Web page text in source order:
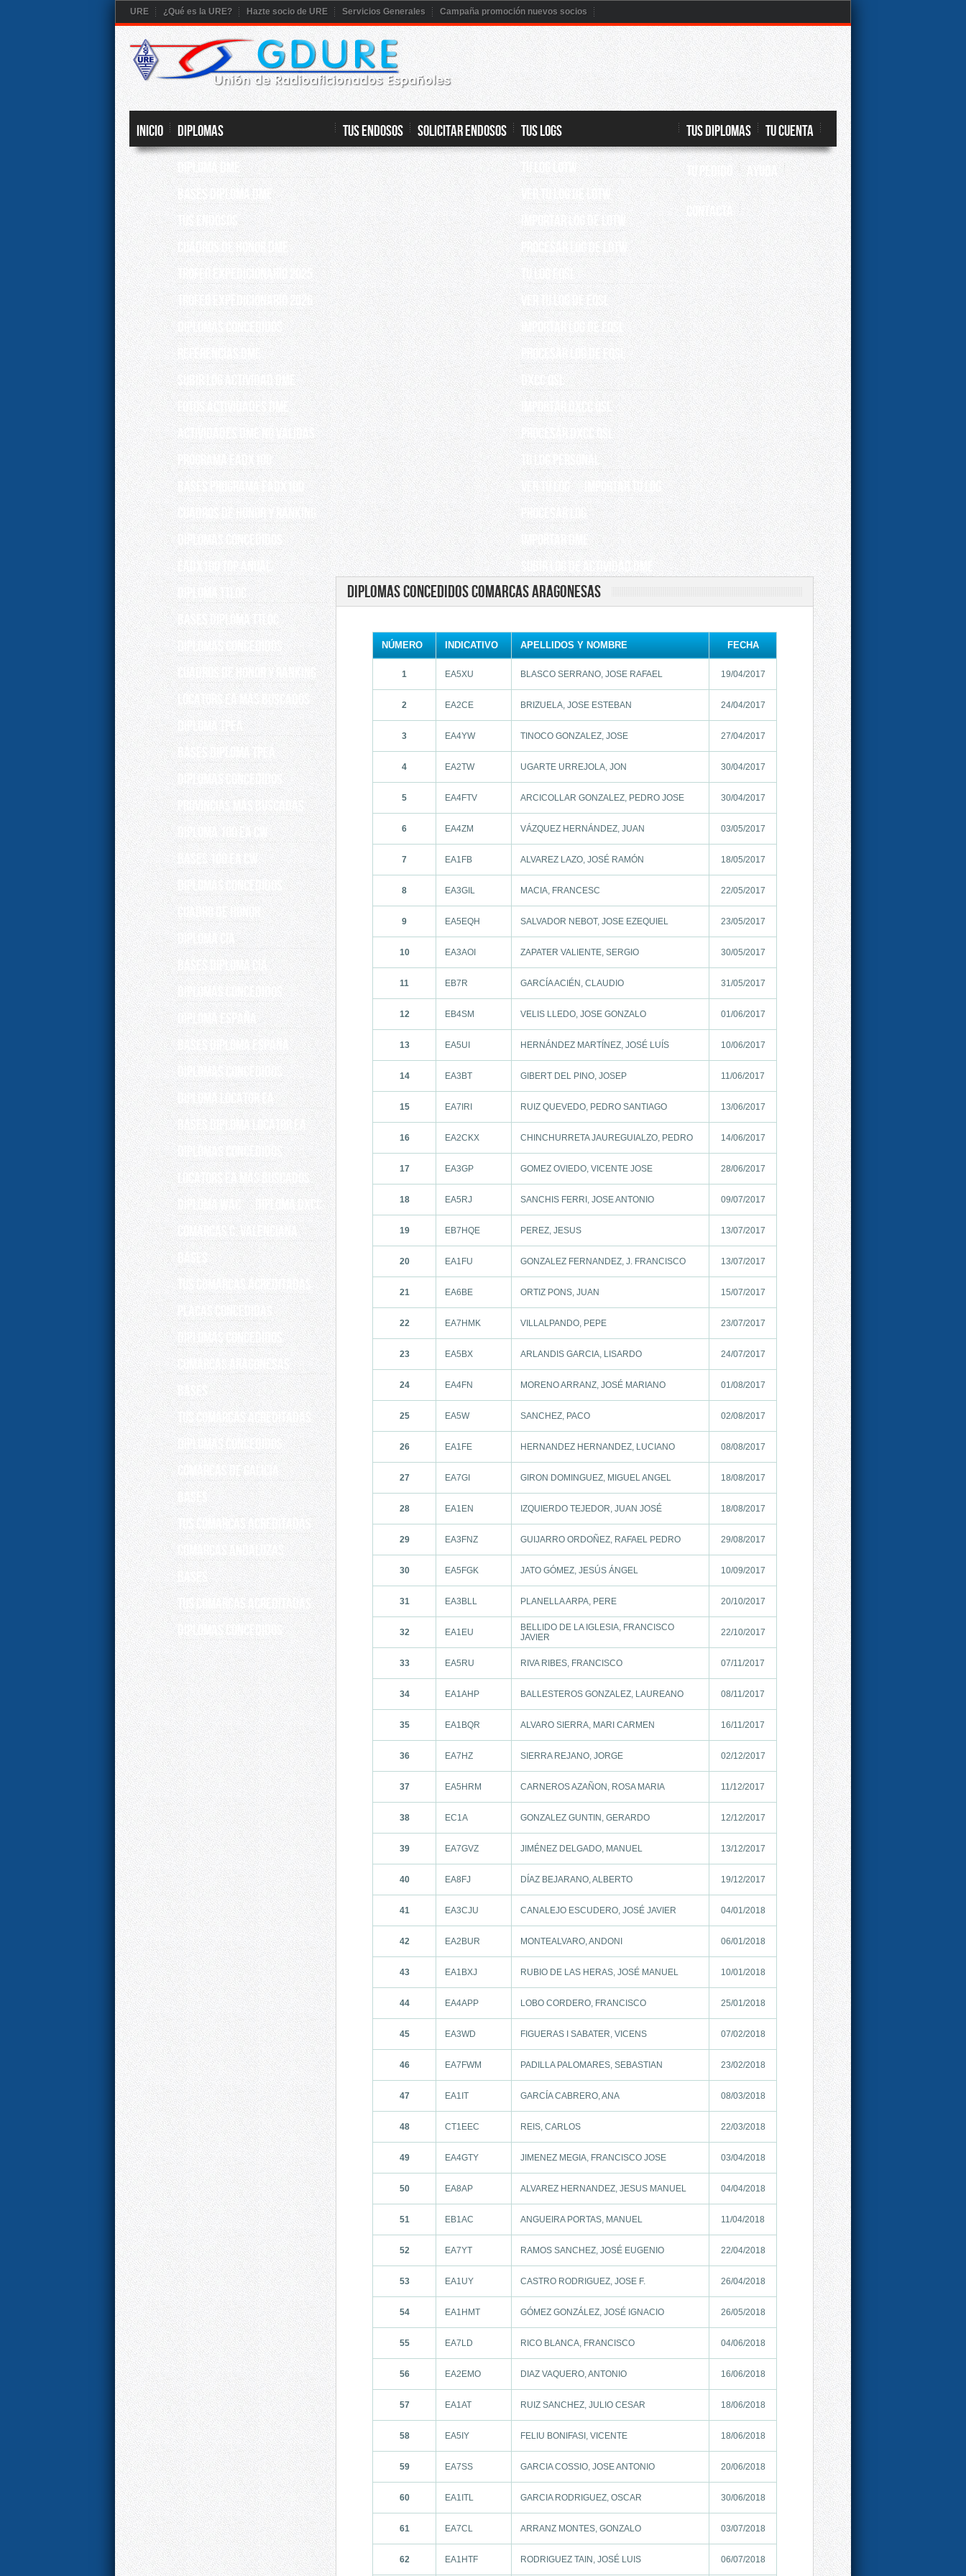
URE ¿Qué es la URE? Hazte socio de URE Servicios Generales Campaña promoción nuevos socios
Inicio DIPLOMAS
DIPLOMA DME
BASES DIPLOMA DME
TUS ENDOSOS
CUADROS DE HONOR DME
TROFEO EXPEDICIONARIO 2025
TROFEO EXPEDICIONARIO 2026
DIPLOMAS CONCEDIDOS
REFERENCIAS DME
SUBIR LOG ACTIVIDAD DME
FOTOS ACTIVIDADES DME
Actividades DME no válidas
PROGRAMA EADX100
Bases programa EADX100
Cuadros de Honor y Ranking
Diplomas concedidos
EADX100 TOP ANUAL
DIPLOMA TTLOC
Bases Diploma TTLOC
DIPLOMAS CONCEDIDOS
Cuadros de Honor y Ranking
Locators EA más buscados
DIPLOMA TPEA
BASES DIPLOMA TPEA
DIPLOMAS CONCEDIDOS
Provincias más buscadas
DIPLOMA 100 EA CW
BASES 100 EA CW
DIPLOMAS CONCEDIDOS
Cuadro de Honor
DIPLOMA CIA
BASES DIPLOMA CIA
DIPLOMAS CONCEDIDOS
DIPLOMA ESPAÑA
BASES DIPLOMA ESPAÑA
Diplomas concedidos
Diploma Locator EA
Bases Diploma Locator EA
Diplomas concedidos
Locators EA más buscados
DIPLOMA WAC
Diploma DXCC
Comarcas C. Valenciana
Bases
Tus Comarcas acreditadas
Placas concedidas
DIPLOMAS CONCEDIDOS
COMARCAS ARAGONESAS
Bases
Tus comarcas acreditadas
DIPLOMAS CONCEDIDOS
COMARCAS DE GALICIA
Bases
Tus comarcas acreditadas
COMARCAS ANDALUZAS
Bases
Tus comarcas acreditadas
DIPLOMAS CONCEDIDOS
TUS ENDOSOS SOLICITAR ENDOSOS TUS LOGS
TU LOG LOTW
VER TU LOG DE LOTW
IMPORTAR LOG DE LOTW
PROCESAR LOG DE LOTW
TU LOG EQSL
VER TU LOG DE EQSL
IMPORTAR LOG DE EQSL
PROCESAR LOG DE EQSL
DXCC QSL
IMPORTAR DXCC QSL
PROCESAR DXCC QSL
TU LOG PERSONAL
VER TU LOG
IMPORTAR TU LOG
PROCESAR LOG
IMPORTAR DME
SUBIR LOG DE ACTIVIDAD DME
TUS DIPLOMAS TU CUENTA
TU PEDIDO Ayuda
CONTACTA
DIPLOMAS CONCEDIDOS COMARCAS ARAGONESAS
NÚMERO INDICATIVO APELLIDOS Y NOMBRE FECHA
1 EA5XU BLASCO SERRANO, JOSE RAFAEL 19/04/2017
2 EA2CE BRIZUELA, JOSE ESTEBAN 24/04/2017
3 EA4YW TINOCO GONZALEZ, JOSE 27/04/2017
4 EA2TW UGARTE URREJOLA, JON 30/04/2017
5 EA4FTV ARCICOLLAR GONZALEZ, PEDRO JOSE 30/04/2017
6 EA4ZM VÁZQUEZ HERNÁNDEZ, JUAN 03/05/2017
7 EA1FB ALVAREZ LAZO, JOSÉ RAMÓN 18/05/2017
8 EA3GIL MACIA, FRANCESC 22/05/2017
9 EA5EQH SALVADOR NEBOT, JOSE EZEQUIEL 23/05/2017
10 EA3AOI ZAPATER VALIENTE, SERGIO 30/05/2017
11 EB7R GARCÍA ACIÉN, CLAUDIO 31/05/2017
12 EB4SM VELIS LLEDO, JOSE GONZALO 01/06/2017
13 EA5UI HERNÁNDEZ MARTÍNEZ, JOSÉ LUÍS 10/06/2017
14 EA3BT GIBERT DEL PINO, JOSEP 11/06/2017
15 EA7IRI RUIZ QUEVEDO, PEDRO SANTIAGO 13/06/2017
16 EA2CKX CHINCHURRETA JAUREGUIALZO, PEDRO 14/06/2017
17 EA3GP GOMEZ OVIEDO, VICENTE JOSE 28/06/2017
18 EA5RJ SANCHIS FERRI, JOSE ANTONIO 09/07/2017
19 EB7HQE PEREZ, JESUS 13/07/2017
20 EA1FU GONZALEZ FERNANDEZ, J. FRANCISCO 13/07/2017
21 EA6BE ORTIZ PONS, JUAN 15/07/2017
22 EA7HMK VILLALPANDO, PEPE 23/07/2017
23 EA5BX ARLANDIS GARCIA, LISARDO 24/07/2017
24 EA4FN MORENO ARRANZ, JOSÉ MARIANO 01/08/2017
25 EA5W SANCHEZ, PACO 02/08/2017
26 EA1FE HERNANDEZ HERNANDEZ, LUCIANO 08/08/2017
27 EA7GI GIRON DOMINGUEZ, MIGUEL ANGEL 18/08/2017
28 EA1EN IZQUIERDO TEJEDOR, JUAN JOSÉ 18/08/2017
29 EA3FNZ GUIJARRO ORDOÑEZ, RAFAEL PEDRO 29/08/2017
30 EA5FGK JATO GÓMEZ, JESÚS ÁNGEL 10/09/2017
31 EA3BLL PLANELLA ARPA, PERE 20/10/2017
32 EA1EU
BELLIDO DE LA IGLESIA, FRANCISCO
JAVIER
22/10/2017
33 EA5RU RIVA RIBES, FRANCISCO 07/11/2017
34 EA1AHP BALLESTEROS GONZALEZ, LAUREANO 08/11/2017
35 EA1BQR ALVARO SIERRA, MARI CARMEN 16/11/2017
36 EA7HZ SIERRA REJANO, JORGE 02/12/2017
37 EA5HRM CARNEROS AZAÑON, ROSA MARIA 11/12/2017
38 EC1A GONZALEZ GUNTIN, GERARDO 12/12/2017
39 EA7GVZ JIMÉNEZ DELGADO, MANUEL 13/12/2017
40 EA8FJ DÍAZ BEJARANO, ALBERTO 19/12/2017
41 EA3CJU CANALEJO ESCUDERO, JOSÉ JAVIER 04/01/2018
42 EA2BUR MONTEALVARO, ANDONI 06/01/2018
43 EA1BXJ RUBIO DE LAS HERAS, JOSÉ MANUEL 10/01/2018
44 EA4APP LOBO CORDERO, FRANCISCO 25/01/2018
45 EA3WD FIGUERAS I SABATER, VICENS 07/02/2018
46 EA7FWM PADILLA PALOMARES, SEBASTIAN 23/02/2018
47 EA1IT GARCÍA CABRERO, ANA 08/03/2018
48 CT1EEC REIS, CARLOS 22/03/2018
49 EA4GTY JIMENEZ MEGIA, FRANCISCO JOSE 03/04/2018
50 EA8AP ALVAREZ HERNANDEZ, JESUS MANUEL 04/04/2018
51 EB1AC ANGUEIRA PORTAS, MANUEL 11/04/2018
52 EA7YT RAMOS SANCHEZ, JOSÉ EUGENIO 22/04/2018
53 EA1UY CASTRO RODRIGUEZ, JOSE F. 26/04/2018
54 EA1HMT GÓMEZ GONZÁLEZ, JOSÉ IGNACIO 26/05/2018
55 EA7LD RICO BLANCA, FRANCISCO 04/06/2018
56 EA2EMO DIAZ VAQUERO, ANTONIO 16/06/2018
57 EA1AT RUIZ SANCHEZ, JULIO CESAR 18/06/2018
58 EA5IY FELIU BONIFASI, VICENTE 18/06/2018
59 EA7SS GARCIA COSSIO, JOSE ANTONIO 20/06/2018
60 EA1ITL GARCIA RODRIGUEZ, OSCAR 30/06/2018
61 EA7CL ARRANZ MONTES, GONZALO 03/07/2018
62 EA1HTF RODRIGUEZ TAIN, JOSÉ LUIS 06/07/2018